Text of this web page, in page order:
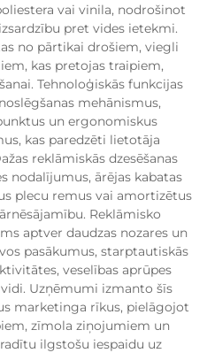
vai vinila, nodrošinot
pret vides ietekmi.
no pārtikai drošiem, viegli
kas pretojas traipiem,
Tehnoloģiskās funkcijas
mehānismus,
un ergonomiskus
kas paredzēti lietotāja
reklāmiskās dzesēšanas
nodalījumus, ārējas kabatas
plecu remus vai amortizētus
Reklāmisko
aptver daudzas nozares un
pasākumus, starptautiskās
veselības aprūpes
Uzņēmumi izmanto šīs
marketinga rīkus, pielāgojot
zīmola ziņojumiem un
ilgstošu iespaidu uz